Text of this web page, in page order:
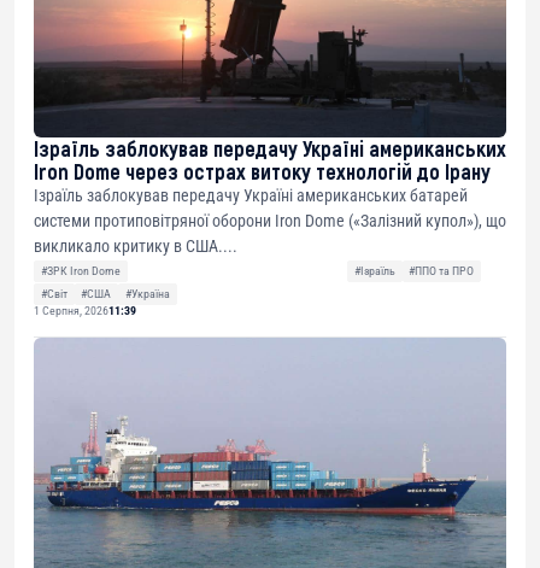
Ізраїль заблокував передачу Україні американських
Iron Dome через острах витоку технологій до Ірану
Ізраїль заблокував передачу Україні американських батарей
системи протиповітряної оборони Iron Dome («Залізний купол»), що
викликало критику в США....
#ЗРК Iron Dome #Ізраїль
#ППО та ПРО
#Світ
#США
#Україна
1 Серпня, 202611:39